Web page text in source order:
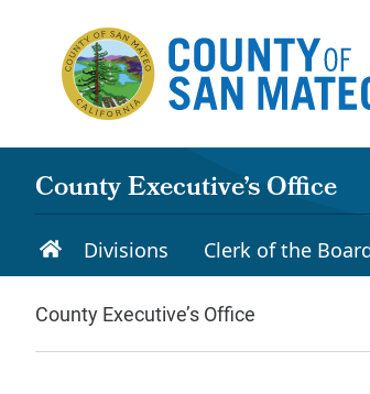
County Executive’s Office
Divisions Clerk of the
County Executive’s Office